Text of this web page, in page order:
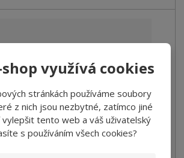
využívá cookies
stránkách používáme soubory
z nich jsou nezbytné, zatímco jiné
vylepšit tento web a váš uživatelský
s používáním všech cookies?